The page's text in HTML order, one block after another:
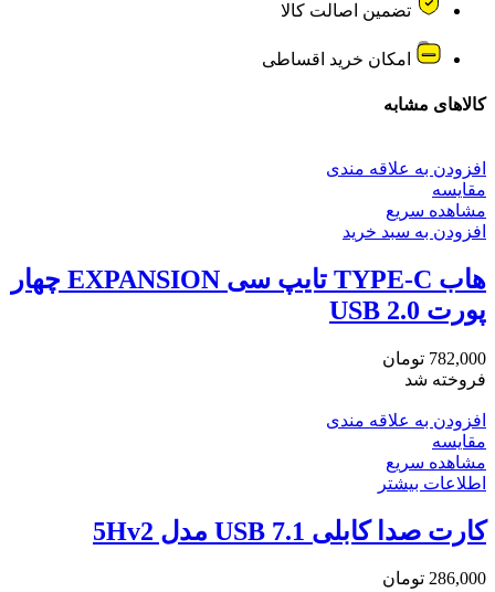
تضمین اصالت کالا
امکان خرید اقساطی
کالاهای مشابه
افزودن به علاقه مندی
مقایسه
مشاهده سریع
افزودن به سبد خرید
هاب TYPE-C تایپ سی EXPANSION چهار
پورت USB 2.0
782,000 تومان
فروخته شد
افزودن به علاقه مندی
مقایسه
مشاهده سریع
اطلاعات بیشتر
کارت صدا کابلی USB 7.1 مدل 5Hv2
286,000 تومان